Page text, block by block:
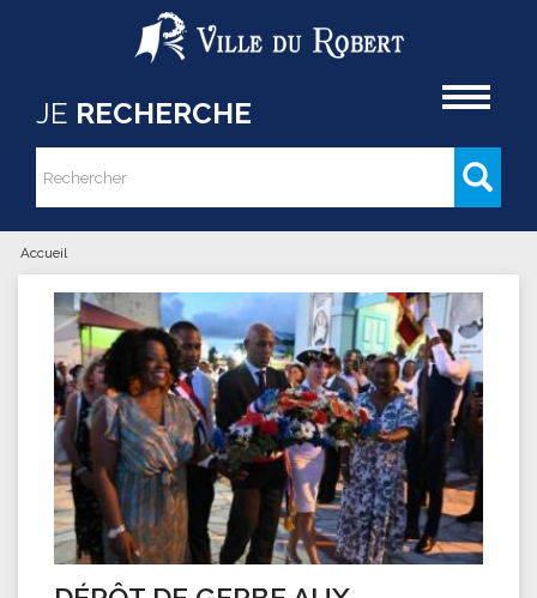
Aller au contenu principal
JE RECHERCHE
Formulaire de recherche
Rechercher
Vous êtes ici
Accueil